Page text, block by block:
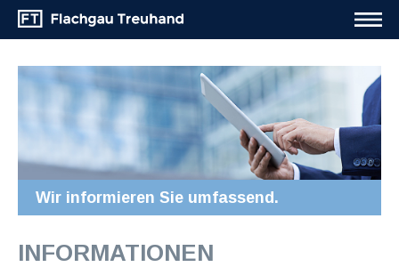
Wir informieren Sie umfassend.
INFORMATIONEN